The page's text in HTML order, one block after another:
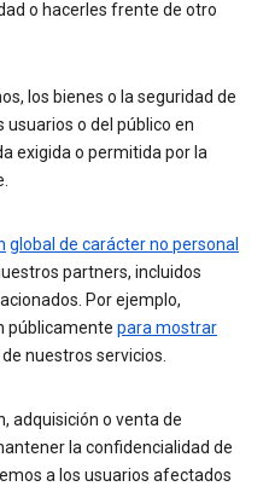
o hacerles frente de otro
los bienes o la seguridad de
usuarios o del público en
exigida o permitida por la
global de carácter no personal
partners, incluidos
Por ejemplo,
públicamente para mostrar
nuestros servicios.
adquisición o venta de
la confidencialidad de
a los usuarios afectados